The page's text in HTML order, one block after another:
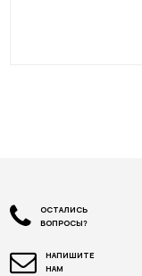
ОСТАЛИСЬ
ВОПРОСЫ?
НАПИШИТЕ
НАМ